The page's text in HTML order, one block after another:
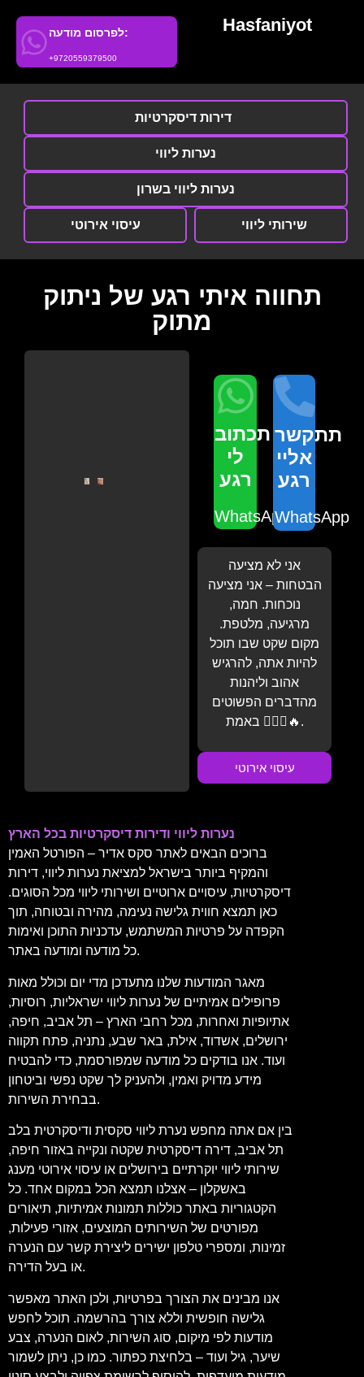
לפרסום מודעה:
+9720559379500
Hasfaniyot
דירות דיסקרטיות
נערות ליווי
נערות ליווי בשרון
עיסוי אירוטי שירותי ליווי
תחווה איתי רגע של ניתוק
מתוק
תכתוב
לי
רגע
WhatsApp
תתקשר
אליי
רגע
WhatsApp
אני לא מציעה
הבטחות – אני מציעה
נוכחות. חמה,
מרגיעה, מלטפת.
מקום שקט שבו תוכל
להיות אתה, להרגיש
אהוב וליהנות
מהדברים הפשוטים
באמת 💆‍♂️✨🔥.
עיסוי אירוטי
נערות ליווי ודירות דיסקרטיות בכל הארץ
ברוכים הבאים לאתר סקס אדיר – הפורטל האמין
והמקיף ביותר בישראל למציאת נערות ליווי, דירות
דיסקרטיות, עיסויים ארוטיים ושירותי ליווי מכל הסוגים.
כאן תמצא חווית גלישה נעימה, מהירה ובטוחה, תוך
הקפדה על פרטיות המשתמש, עדכניות התוכן ואימות
כל מודעה ומודעה באתר.
מאגר המודעות שלנו מתעדכן מדי יום וכולל מאות
פרופילים אמיתיים של נערות ליווי ישראליות, רוסיות,
אתיופיות ואחרות, מכל רחבי הארץ – תל אביב, חיפה,
ירושלים, אשדוד, אילת, באר שבע, נתניה, פתח תקווה
ועוד. אנו בודקים כל מודעה שמפורסמת, כדי להבטיח
מידע מדויק ואמין, ולהעניק לך שקט נפשי וביטחון
בבחירת השירות.
בין אם אתה מחפש נערת ליווי סקסית ודיסקרטית בלב
תל אביב, דירה דיסקרטית שקטה ונקייה באזור חיפה,
שירותי ליווי יוקרתיים בירושלים או עיסוי אירוטי מענג
באשקלון – אצלנו תמצא הכל במקום אחד. כל
הקטגוריות באתר כוללות תמונות אמיתיות, תיאורים
מפורטים של השירותים המוצעים, אזורי פעילות,
זמינות, ומספרי טלפון ישירים ליצירת קשר עם הנערה
או בעל הדירה.
אנו מבינים את הצורך בפרטיות, ולכן האתר מאפשר
גלישה חופשית וללא צורך בהרשמה. תוכל לחפש
מודעות לפי מיקום, סוג השירות, לאום הנערה, צבע
שיער, גיל ועוד – בלחיצת כפתור. כמו כן, ניתן לשמור